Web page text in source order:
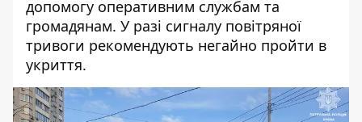
допомогу оперативним службам та
громадянам. У разі сигналу повітряної
тривоги рекомендують негайно пройти в
укриття.